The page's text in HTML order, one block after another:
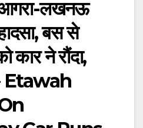
लखनऊ
बस से
कार ने रौंदा,
Etawah